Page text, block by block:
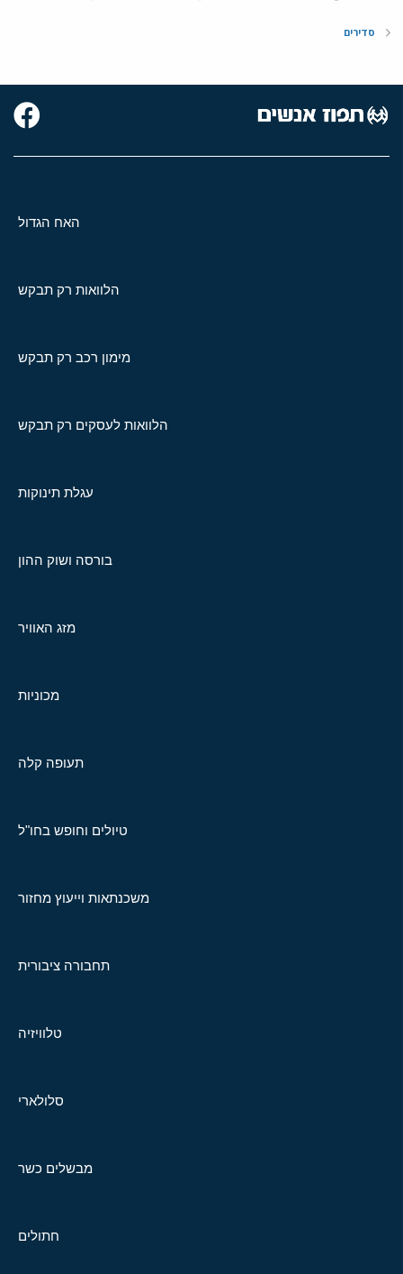
סדירים
האח הגדול
הלוואות רק תבקש
מימון רכב רק תבקש
הלוואות לעסקים רק תבקש
עגלת תינוקות
בורסה ושוק ההון
מזג האוויר
מכוניות
תעופה קלה
טיולים וחופש בחו"ל
משכנתאות וייעוץ מחזור
תחבורה ציבורית
טלוויזיה
סלולארי
מבשלים כשר
חתולים